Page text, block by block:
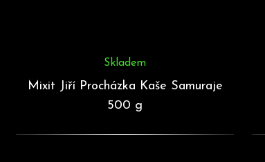
Mixit Jiří Procházka Kaše Samuraje
500 g
Skladem